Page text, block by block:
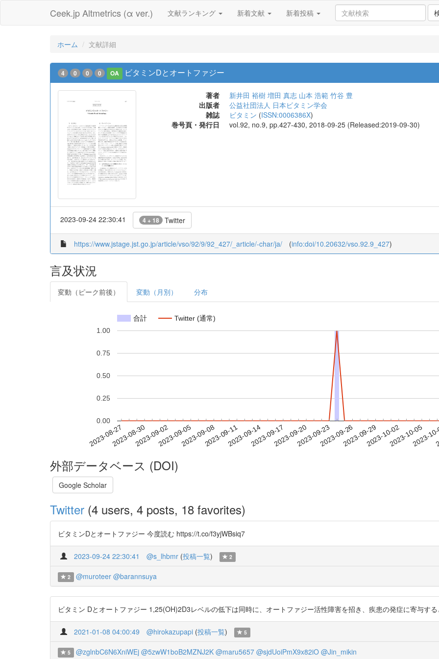
Ceek.jp Altmetrics (α ver.) 文献ランキング 新着文献 新着投稿
ホーム 文献詳細
4 0 0 0 OA ビタミンDとオートファジー
著者 新井田 裕樹 増田 真志 山本 浩範 竹谷 豊
出版者
公益社団法人 日本ビタミン学会
雑誌
ビタミン (ISSN:0006386X)
巻号頁・発行日
vol.92, no.9, pp.427-430, 2018-09-25 (Released:2019-09-30)
2023-09-24 22:30:41 4 + 18 Twitter
https://www.jstage.jst.go.jp/article/vso/92/9/92_427/_article/-char/ja/ (info:doi/10.20632/vso.92.9_427)
言及状況
変動（ピーク前後） 変動（月別） 分布
合計 Twitter (通常)
2023-08-272023-08-302023-09-022023-09-052023-09-082023-09-112023-09-142023-09-172023-09-202023-09-232023-09-262023-09-292023-10-022023-10-05
2023-
0.00
0.25
0.50
0.75
1.00
外部データベース (DOI)
Google Scholar
Twitter (4 users, 4 posts, 18 favorites)
ビタミンDとオートファジー 今度読む https://t.co/f3yjWBsiq7
2023-09-24 22:30:41 @s_lhbmr (投稿一覧) 2
2 @muroteer @barannsuya
ビタミン Dとオートファジー 1,25(OH)2D3レベルの低下は同時に、オートファジー活性障害を招き、疾患の発症に寄与す
2021-01-08 04:00:49 @hirokazupapi (投稿一覧) 5
5 @zglnbC6N6XniWEj @5zwW1boB2MZNJ2K @maru5657 @sjdUoiPmX9x82iO @Jin_mikin